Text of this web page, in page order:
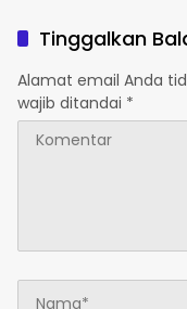
Terdaftar
Tinggalkan
Alamat email Anda
wajib ditandai *